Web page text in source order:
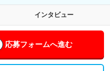
インタビュー
応募フォームへ進む